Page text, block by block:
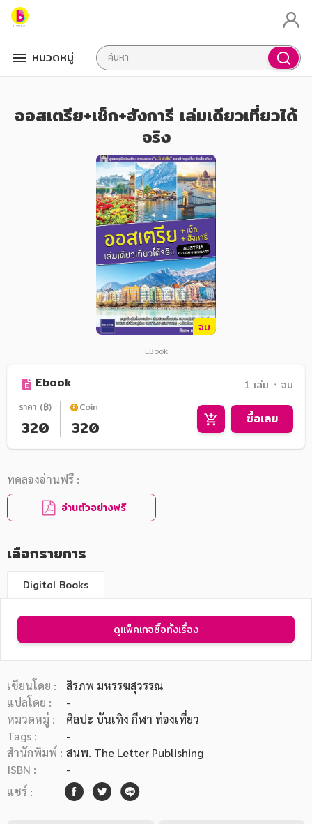
หมวดหมู่
หมวดหมู่หนังสือ
หมวดหมู่ยอดนิยม
ออสเตรีย+เช็ก+ฮังการี เล่มเดียวเที่ยวได้
จริง
จบ
EBook
Ebook 1 เล่ม ᛫ จบ
ราคา (฿)
320
Coin
320 ซื้อเลย
ทดลองอ่านฟรี :
อ่านตัวอย่างฟรี
เลือกรายการ
Digital Books
ดูแพ็คเกจซื้อทั้งเรื่อง
เขียนโดย :
สิรภพ มหรรฆสุวรรณ
แปลโดย :
-
หมวดหมู่ :
ศิลปะ บันเทิง กีฬา ท่องเที่ยว
Tags :
-
สำนักพิมพ์ : สนพ. The Letter Publishing
ISBN :
-
แชร์ :